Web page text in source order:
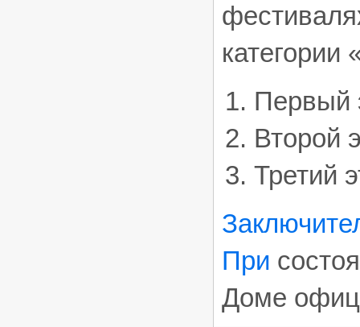
категории
Первый
Второй
Третий
При
Доме